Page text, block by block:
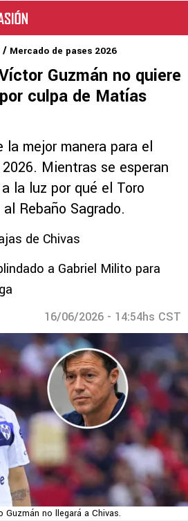
Mercado de pases 2026
Guzmán no quiere
culpa de Matías
mejor manera para el
Mientras se esperan
la luz por qué el Toro
Rebaño Sagrado.
de Chivas
a Gabriel Milito para
16/06/2026 - 14:54hs CST
Guzmán no llegará a Chivas.